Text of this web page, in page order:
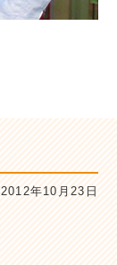
2012年10月23日